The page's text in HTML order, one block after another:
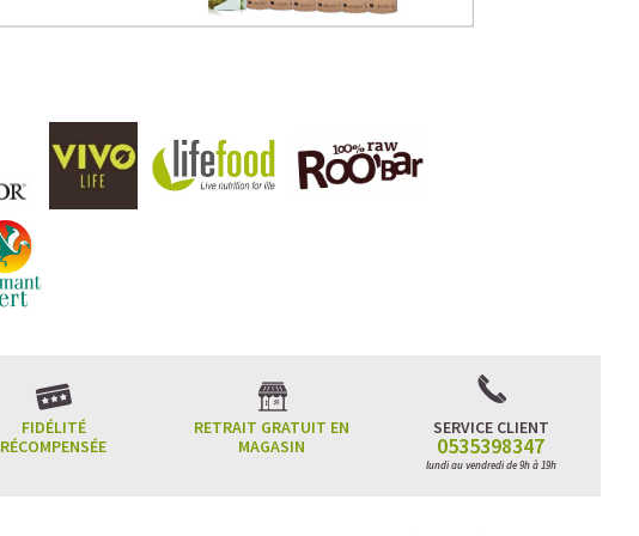
FIDÉLITÉ
RÉCOMPENSÉE
RETRAIT GRATUIT EN
MAGASIN
SERVICE CLIENT
0535398347
lundi au vendredi de 9h à 19h